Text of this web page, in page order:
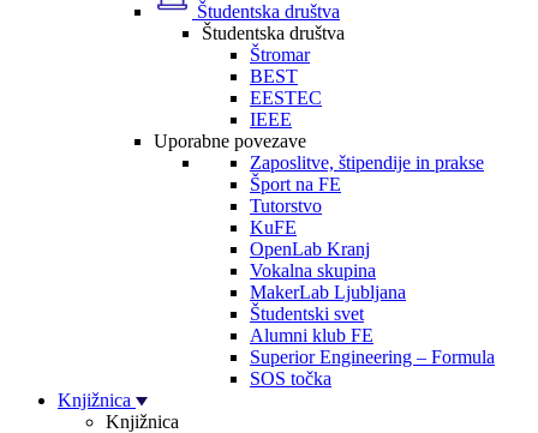
Študentska društva
Študentska društva
Štromar
BEST
EESTEC
IEEE
Uporabne povezave
Zaposlitve, štipendije in prakse
Šport na FE
Tutorstvo
KuFE
OpenLab Kranj
Vokalna skupina
MakerLab Ljubljana
Študentski svet
Alumni klub FE
Superior Engineering – Formula
SOS točka
Knjižnica
Knjižnica